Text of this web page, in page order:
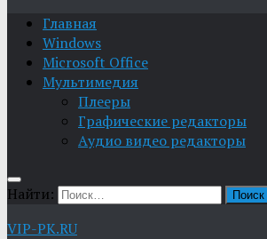
Главная
Windows
Microsoft Office
Мультимедия
Плееры
Графические редакторы
Aудио видео редакторы
Найти:
VIP-PK.RU